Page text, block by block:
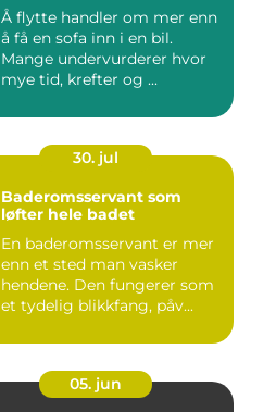
Å flytte handler om mer enn
å få en sofa inn i en bil.
Mange undervurderer hvor
mye tid, krefter og ...
30. jul
Baderomsservant som
løfter hele badet
En baderomsservant er mer
enn et sted man vasker
hendene. Den fungerer som
et tydelig blikkfang, påv...
05. jun